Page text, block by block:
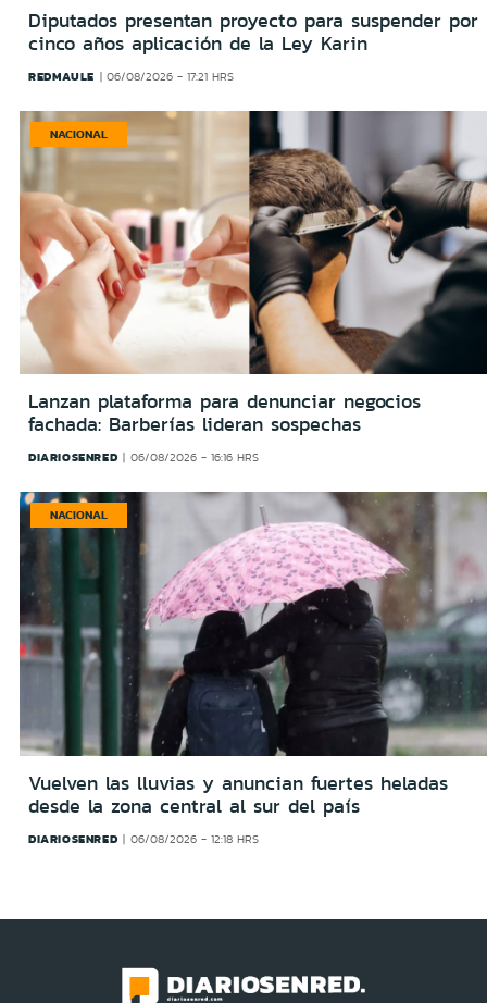
Diputados presentan proyecto para suspender por
cinco años aplicación de la Ley Karin
REDMAULE 06/08/2026 - 17:21 HRS
NACIONAL
Lanzan plataforma para denunciar negocios
fachada: Barberías lideran sospechas
DIARIOSENRED 06/08/2026 - 16:16 HRS
NACIONAL
Vuelven las lluvias y anuncian fuertes heladas
desde la zona central al sur del país
DIARIOSENRED 06/08/2026 - 12:18 HRS